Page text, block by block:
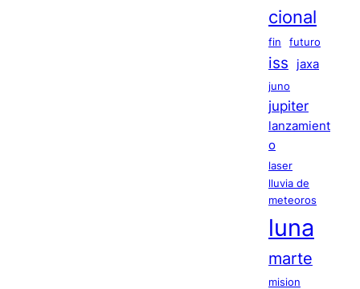
cional
fin futuro
iss jaxa
juno
jupiter
lanzamient
o
laser
lluvia de
meteoros
luna
marte
mision